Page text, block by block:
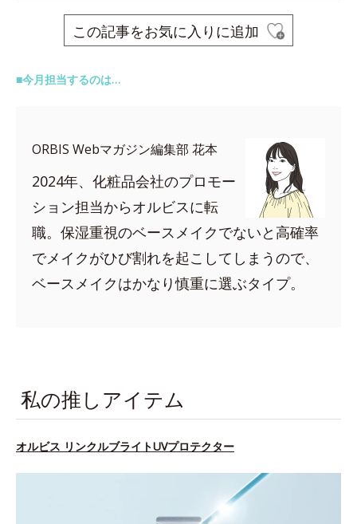
この記事をお気に入りに追加
■今月担当するのは…
ORBIS Webマガジン編集部 花本
2024年、化粧品会社のプロモー
ション担当からオルビスに転
職。保湿重視のベースメイクでないと高確率
でメイクがひび割れを起こしてしまうので、
ベースメイクはかなり慎重に選ぶタイプ。
私の推しアイテム
オルビス リンクルブライトUVプロテクター